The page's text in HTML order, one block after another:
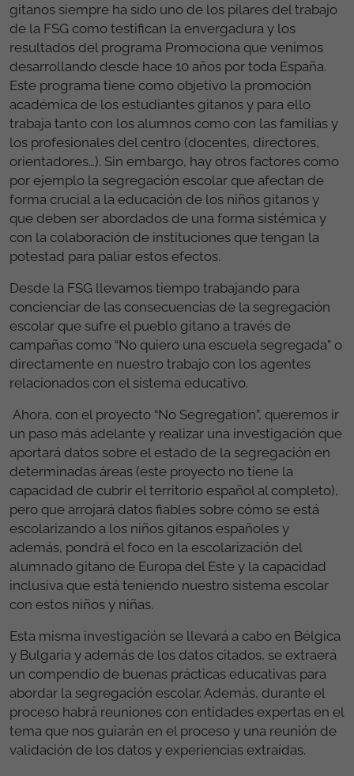
gitanos siempre ha sido uno de los pilares del trabajo
de la FSG como testifican la envergadura y los
resultados del programa Promociona que venimos
desarrollando desde hace 10 años por toda España.
Este programa tiene como objetivo la promoción
académica de los estudiantes gitanos y para ello
trabaja tanto con los alumnos como con las familias y
los profesionales del centro (docentes, directores,
orientadores…). Sin embargo, hay otros factores como
por ejemplo la segregación escolar que afectan de
forma crucial a la educación de los niños gitanos y
que deben ser abordados de una forma sistémica y
con la colaboración de instituciones que tengan la
potestad para paliar estos efectos.
Desde la FSG llevamos tiempo trabajando para
concienciar de las consecuencias de la segregación
escolar que sufre el pueblo gitano a través de
campañas como “No quiero una escuela segregada” o
directamente en nuestro trabajo con los agentes
relacionados con el sistema educativo.
Ahora, con el proyecto “No Segregation”, queremos ir
un paso más adelante y realizar una investigación que
aportará datos sobre el estado de la segregación en
determinadas áreas (este proyecto no tiene la
capacidad de cubrir el territorio español al completo),
pero que arrojará datos fiables sobre cómo se está
escolarizando a los niños gitanos españoles y
además, pondrá el foco en la escolarización del
alumnado gitano de Europa del Este y la capacidad
inclusiva que está teniendo nuestro sistema escolar
con estos niños y niñas.
Esta misma investigación se llevará a cabo en Bélgica
y Bulgaria y además de los datos citados, se extraerá
un compendio de buenas prácticas educativas para
abordar la segregación escolar. Además, durante el
proceso habrá reuniones con entidades expertas en el
tema que nos guiarán en el proceso y una reunión de
validación de los datos y experiencias extraídas.